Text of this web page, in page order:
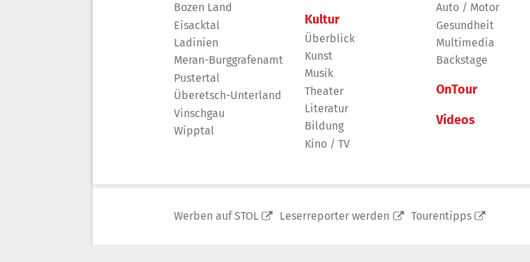
Bozen Land
Eisacktal
Ladinien
Meran-Burggrafenamt
Pustertal
Überetsch-Unterland
Vinschgau
Wipptal
Kultur
Überblick
Kunst
Musik
Theater
Literatur
Bildung
Kino / TV
Auto / Motor
Gesundheit
Multimedia
Backstage
OnTour
Videos
Werben auf STOL Leserreporter werden Tourentipps